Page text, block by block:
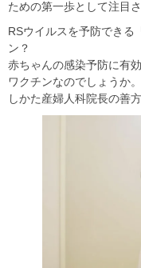
ための第一歩として注目
RSウイルスを予防できる
ン？
赤ちゃんの感染予防に有
ワクチンなのでしょうか
しかた産婦人科院長の善